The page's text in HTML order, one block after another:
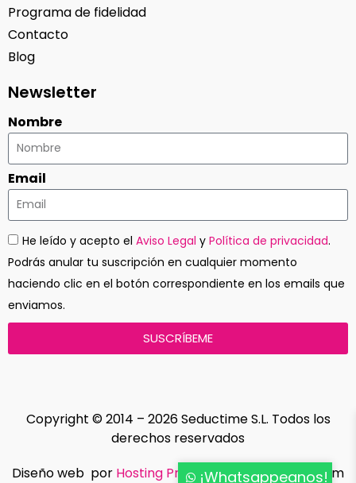
Programa de fidelidad
Contacto
Blog
Newsletter
Nombre
Email
He leído y acepto el Aviso Legal y Política de privacidad.
Podrás anular tu suscripción en cualquier momento
haciendo clic en el botón correspondiente en los emails que
enviamos.
SUSCRÍBEME
Copyright © 2014 – 2026 Seductime S.L. Todos los
derechos reservados
Diseño web por Hosting ProfesionalIndedmedia.com
¡Whatsappeanos!